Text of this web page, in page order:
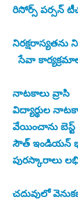
రిసోర్స్ పర్సన్
నిరక్షరాస్యతను
సేవా
నాటకాలు వ్రాసి
విద్యార్థుల
వేయించాను బెస్ట్
సౌత్ ఇండియన్
పురస్కారాలు
చదువులో